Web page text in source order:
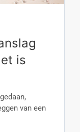
is
van een